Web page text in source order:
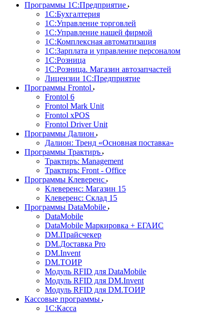
Программы 1С:Предприятие
1С:Бухгалтерия
1С:Управление торговлей
1С:Управление нашей фирмой
1С:Комплексная автоматизация
1С:Зарплата и управление персоналом
1С:Розница
1С:Розница. Магазин автозапчастей
Лицензии 1С:Предприятие
Программы Frontol
Frontol 6
Frontol Mark Unit
Frontol xPOS
Frontol Driver Unit
Программы Далион
Далион: Тренд «Основная поставка»
Программы Трактиръ
Трактиръ: Management
Трактиръ: Front - Office
Программы Клеверенс
Клеверенс: Магазин 15
Клеверенс: Склад 15
Программы DataMobile
DataMobile
DataMobile Маркировка + ЕГАИС
DM.Прайсчекер
DM.Доставка Pro
DM.Invent
DM.ТОИР
Модуль RFID для DataMobile
Модуль RFID для DM.Invent
Модуль RFID для DM.ТОИР
Кассовые программы
1С:Касса